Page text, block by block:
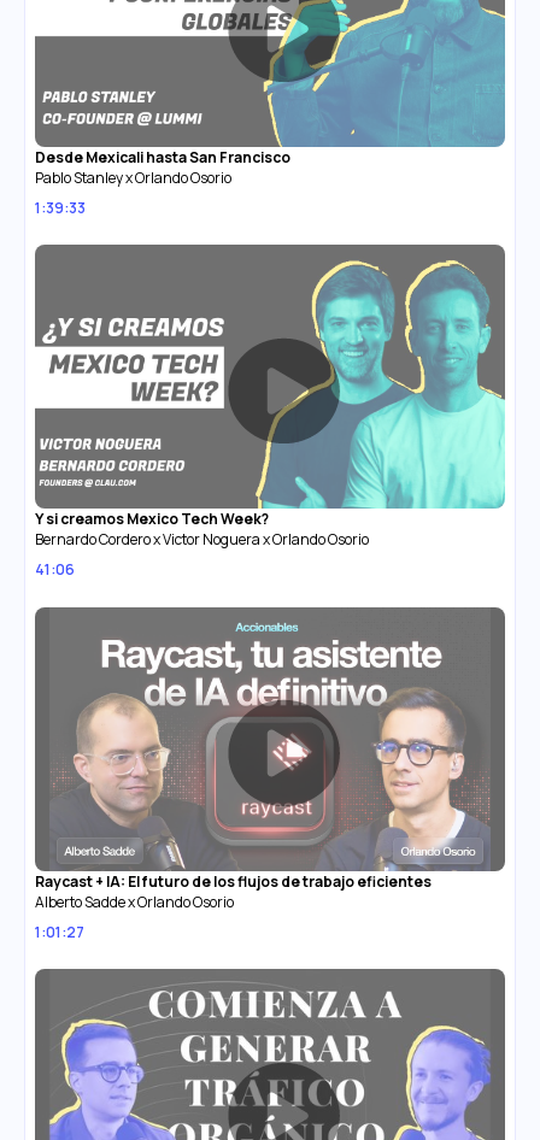
Desde Mexicali hasta San Francisco
Pablo Stanley x Orlando Osorio
1:39:33
Y si creamos Mexico Tech Week?
Bernardo Cordero x Victor Noguera x Orlando Osorio
41:06
Raycast + IA: El futuro de los flujos de trabajo eficientes
Alberto Sadde x Orlando Osorio
1:01:27